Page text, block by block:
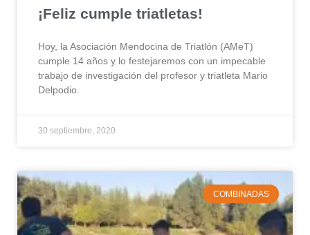
¡Feliz cumple triatletas!
Hoy, la Asociación Mendocina de Triatlón (AMeT)
cumple 14 años y lo festejaremos con un impecable
trabajo de investigación del profesor y triatleta Mario
Delpodio.
30 septiembre, 2020
COMBINADAS